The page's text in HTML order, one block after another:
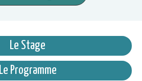
Le Stage
Le Programme